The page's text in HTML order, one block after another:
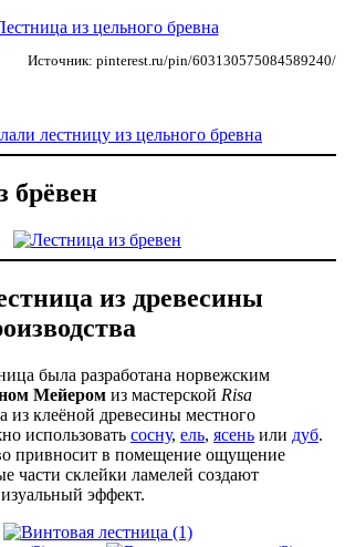
Источник: pinterest.ru/pin/603130575084589240/
брёвен
из древесины
была разработана норвежским
Мейером из мастерской Risa
из клеёной древесины местного
использовать сосну, ель, ясень или дуб.
привносит в помещение ощущение
части склейки ламелей создают
эффект.